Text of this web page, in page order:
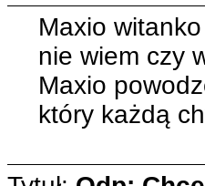
Maxio
nie wiem czy
Maxio
który każdą